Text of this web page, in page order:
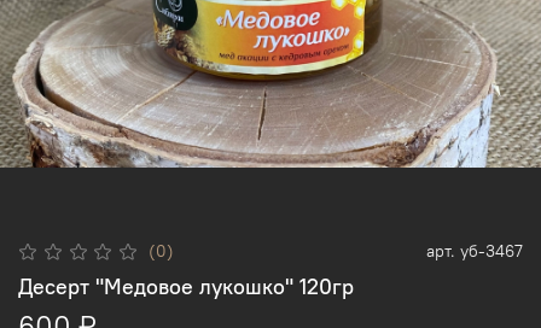
(0) арт. уб-3467
Десерт "Медовое лукошко" 120гр